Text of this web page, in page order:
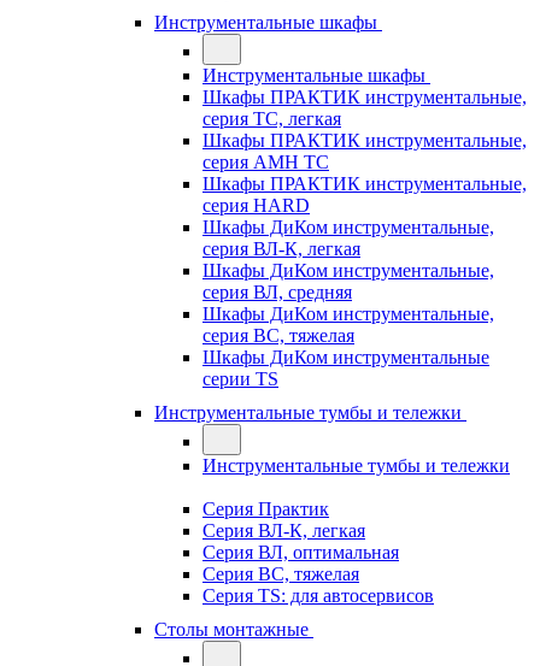
Инструментальные шкафы
Инструментальные шкафы
Шкафы ПРАКТИК инструментальные,
серия TC, легкая
Шкафы ПРАКТИК инструментальные,
серия AMH TC
Шкафы ПРАКТИК инструментальные,
серия HARD
Шкафы ДиКом инструментальные,
cерия ВЛ-К, легкая
Шкафы ДиКом инструментальные,
серия ВЛ, средняя
Шкафы ДиКом инструментальные,
серия ВС, тяжелая
Шкафы ДиКом инструментальные
серии TS
Инструментальные тумбы и тележки
Инструментальные тумбы и тележки
Серия Практик
Серия ВЛ-К, легкая
Серия ВЛ, оптимальная
Серия ВС, тяжелая
Серия TS: для автосервисов
Столы монтажные